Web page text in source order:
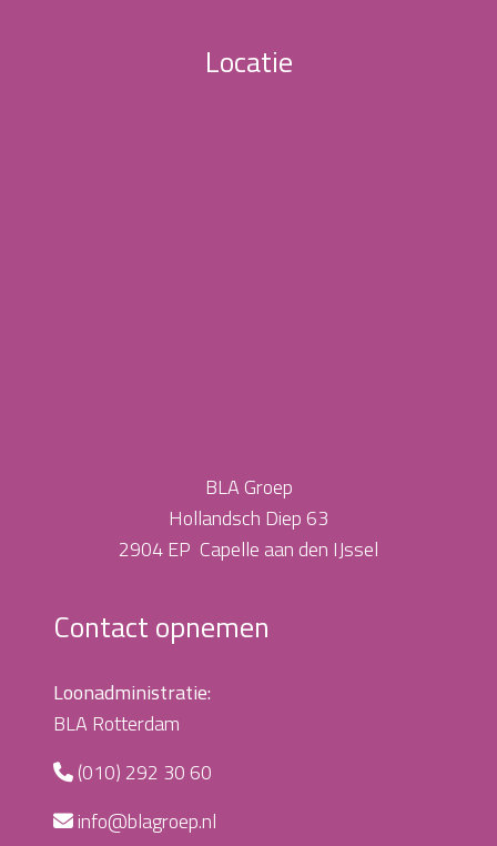
Locatie
BLA Groep
Hollandsch Diep 63
2904 EP Capelle aan den IJssel
Contact opnemen
Loonadministratie:
BLA Rotterdam
(010) 292 30 60
info@blagroep.nl